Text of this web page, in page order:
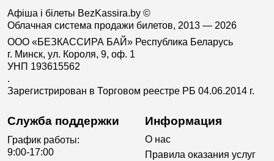
Афіша і білеты BezKassira.by ©
Облачная система продажи билетов, 2013 — 2026
ООО «БЕЗКАССИРА БАЙ» Республика Беларусь
г. Минск, ул. Короля, 9, оф. 1
УНП 193615562
.
Зарегистрирован в Торговом реестре РБ 04.06.2014 г.
Служба поддержки
График работы:
9:00-17:00
Информация
О нас
Правила оказания услуг